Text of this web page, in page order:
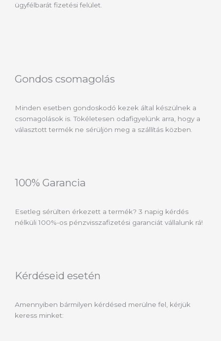
ügyfélbarát fizetési felület.
Gondos csomagolás
Minden esetben gondoskodó kezek által készülnek a
csomagolások is. Tökéletesen odafigyelünk arra, hogy a
választott termék ne sérüljön meg a szállítás közben.
100% Garancia
Esetleg sérülten érkezett a termék? 3 napig kérdés
nélküli 100%-os pénzvisszafizetési garanciát vállalunk rá!
Kérdéseid esetén
Amennyiben bármilyen kérdésed merülne fel, kérjük
keress minket: